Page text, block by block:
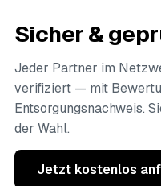
Sicher &
Jeder Partner im
verifiziert — mit
Entsorgungsnachweis.
der Wahl.
Jetzt kostenlos